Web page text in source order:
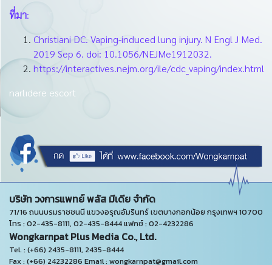
ที่มา:
Christiani DC. Vaping-induced lung injury. N Engl J Med.
2019 Sep 6. doi: 10.1056/NEJMe1912032.
https://interactives.nejm.org/ile/cdc_vaping/index.html
narlıdere escort
บริษัท วงการแพทย์ พลัส มีเดีย จำกัด
71/16 ถนนบรมราชชนนี แขวงอรุณอัมรินทร์ เขตบางกอกน้อย กรุงเทพฯ 10700
โทร : 02-435-8111, 02-435-8444 แฟกซ์ : 02-4232286
Wongkarnpat Plus Media Co., Ltd.
Tel. : (+66) 2435-8111, 2435-8444
Fax : (+66) 24232286 Email : wongkarnpat@gmail.com